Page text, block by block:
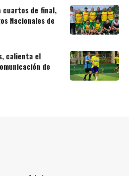
cuartos de final,
Nacionales de
calienta el
de